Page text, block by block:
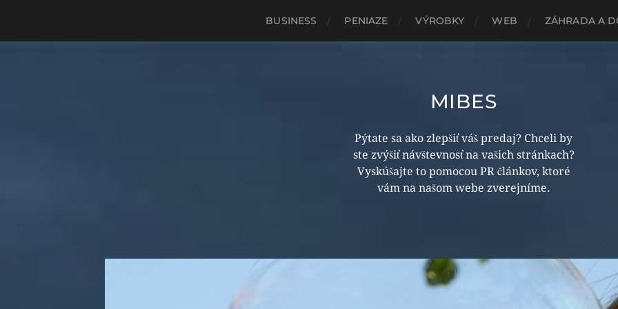
BUSINESS PENIAZE VÝROBKY WEB ZÁHRADA A
MIBES
Pýtate sa ako zlepšiť váš predaj? Chceli by
ste zvýšiť návštevnosť na vašich stránkach?
Vyskúšajte to pomocou PR článkov, ktoré
vám na našom webe zverejníme.